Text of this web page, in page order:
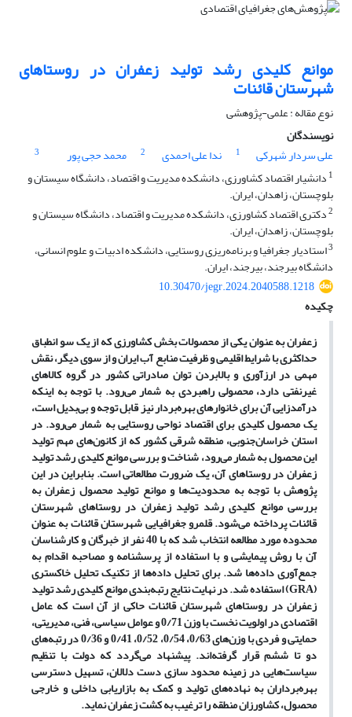
موانع کلیدی رشد تولید زعفران در روستاهای
شهرستان قائنات
نوع مقاله : علمی-پژوهشی
نویسندگان
علی سردار شهرکی
1 ندا علی احمدی 2 محمد حجی پور
3
1 دانشیار اقتصاد کشاورزی، دانشکده مدیریت و اقتصاد، دانشگاه سیستان و
بلوچستان، زاهدان، ایران.
2دکتری اقتصاد کشاورزی، دانشکده مدیریت و اقتصاد، دانشگاه سیستان و
بلوچستان، زاهدان، ایران.
3استادیار جغرافیا و برنامه‌‌ریزی روستایی، دانشکده ادبیات و علوم انسانی،
دانشگاه بیرجند، بیرجند، ایران.
10.30470/jegr.2024.2040588.1218
چکیده
زعفران به عنوان یکی از محصولات بخش کشاورزی که از یک سو انطباق
حداکثری با شرایط اقلیمی و ظرفیت منابع آب ایران و از سوی دیگر، نقش
مهمی در ارزآوری و بالابردن توان صادراتی کشور در گروه کالاهای
غیرنفتی دارد، محصولی راهبردی به شمار می‌‌رود. با توجه به اینکه
درآمدزایی آن برای خانوارهای بهره‌‌بردار نیز قابل توجه و بی‌‌بدیل است،
یک محصول کلیدی برای اقتصاد نواحی روستایی به شمار می‌‌رود. در
استان خراسان‌جنوبی، منطقه شرقی کشور که از کانون‌‌های مهم تولید
این محصول به شمار می‌‌رود، شناخت و بررسی موانع کلیدی رشد تولید
زعفران در روستاهای آن، یک ضرورت مطالعاتی است. بنابراین در این
پژوهش با توجه به محدودیت‌‌ها و موانع تولید محصول زعفران به
بررسی موانع کلیدی رشد تولید زعفران در روستاهای شهرستان
قائنات پرداخته می‌‌شود. قلمرو جغرافیایی شهرستان قائنات به عنوان
محدوده مورد مطالعه انتخاب شد که با 40 نفر از خبرگان و کارشناسان
آن با روش پیمایشی و با استفاده از پرسشنامه و مصاحبه اقدام به
جمع‌‌آوری داده‌‌ها شد. برای تحلیل داده‌‌ها از تکنیک تحلیل خاکستری
(GRA) استفاده شد. در نهایت نتایج رتبه‌‌بندی موانع کلیدی رشد تولید
زعفران در روستاهای شهرستان قائنات حاکی از آن است که عامل
اقتصادی در اولویت نخست با وزن 0/71 و عوامل سیاسی، فنی، مدیریتی،
حمایتی و فردی با وزن‌‌های 0/63، 0/54، 0/52، 0/41 و 0/36 در رتبه‌‌های
دو تا ششم قرار گرفته‌‌اند. پیشنهاد می‌‌گردد که دولت با تنظیم
سیاست‌‌هایی در زمینه محدود سازی دست دلالان، تسهیل دسترسی
بهره‌‌برداران به نهاده‌‌های تولید و کمک به بازاریابی داخلی و خارجی
محصول، کشاورزان منطقه را ترغیب به کشت زعفران نماید.